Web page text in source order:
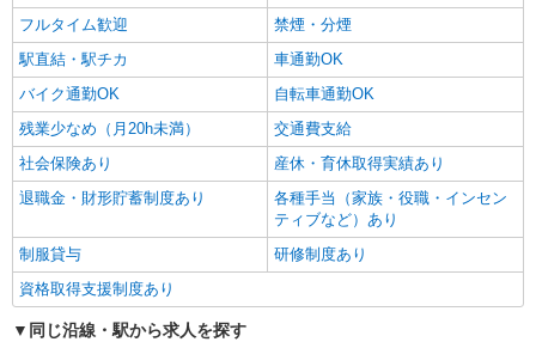
上牧駅周辺でご紹介//交通費全支給
キープ 詳細を見る
フルタイム歓迎
禁煙・分煙
駅直結・駅チカ
車通勤OK
バイク通勤OK
自転車通勤OK
残業少なめ（月20h未満）
交通費支給
社会保険あり
産休・育休取得実績あり
退職金・財形貯蓄制度あり
各種手当（家族・役職・インセン
ティブなど）あり
制服貸与
研修制度あり
資格取得支援制度あり
同じ沿線・駅から求人を探す